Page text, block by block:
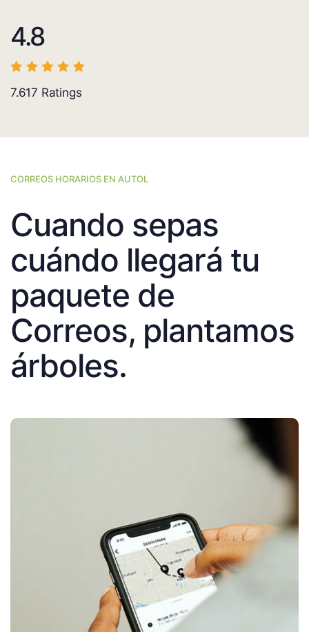
4.8
7.617 Ratings
CORREOS HORARIOS EN AUTOL
Cuando sepas
cuándo llegará tu
paquete de
Correos, plantamos
árboles.